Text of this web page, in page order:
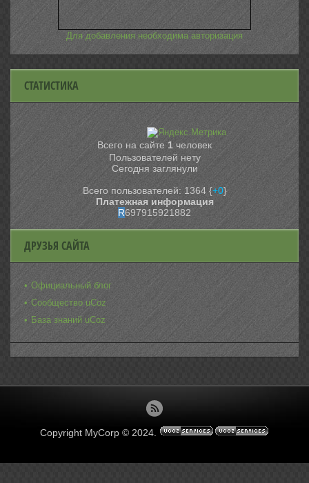
Для добавления необходима авторизация
СТАТИСТИКА
Всего на сайте 1 человек
Пользователей нету
Сегодня заглянули
Всего пользователей: 1364 {+0}
Платежная информация
R697915921882
ДРУЗЬЯ САЙТА
Официальный блог
Сообщество uCoz
База знаний uCoz
Copyright MyCorp © 2024.